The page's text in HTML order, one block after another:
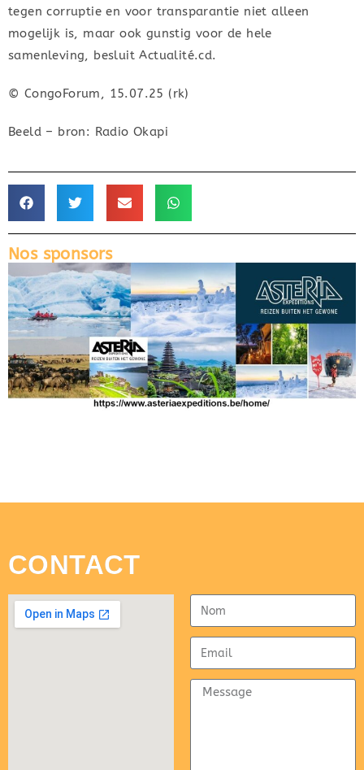
tegen corruptie en voor transparantie niet alleen
mogelijk is, maar ook gunstig voor de hele
samenleving, besluit Actualité.cd.
© CongoForum, 15.07.25 (rk)
Beeld – bron: Radio Okapi
Nos sponsors
CONTACT